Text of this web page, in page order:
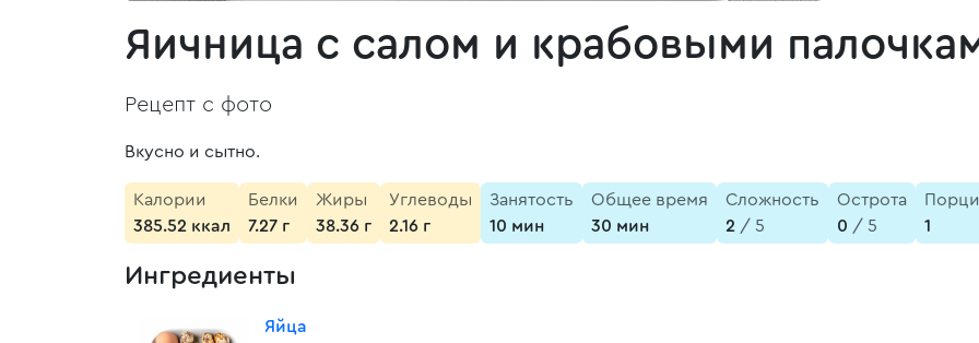
Яичница с салом и крабовыми
Рецепт с фото
Вкусно и сытно.
Калории
385.52 ккал
Белки
7.27 г
Жиры
38.36 г
Углеводы
2.16 г
Занятость
10 мин
Общее время
30 мин
Сложность
2 / 5
Острота
0 / 5
1
Ингредиенты
Яйца